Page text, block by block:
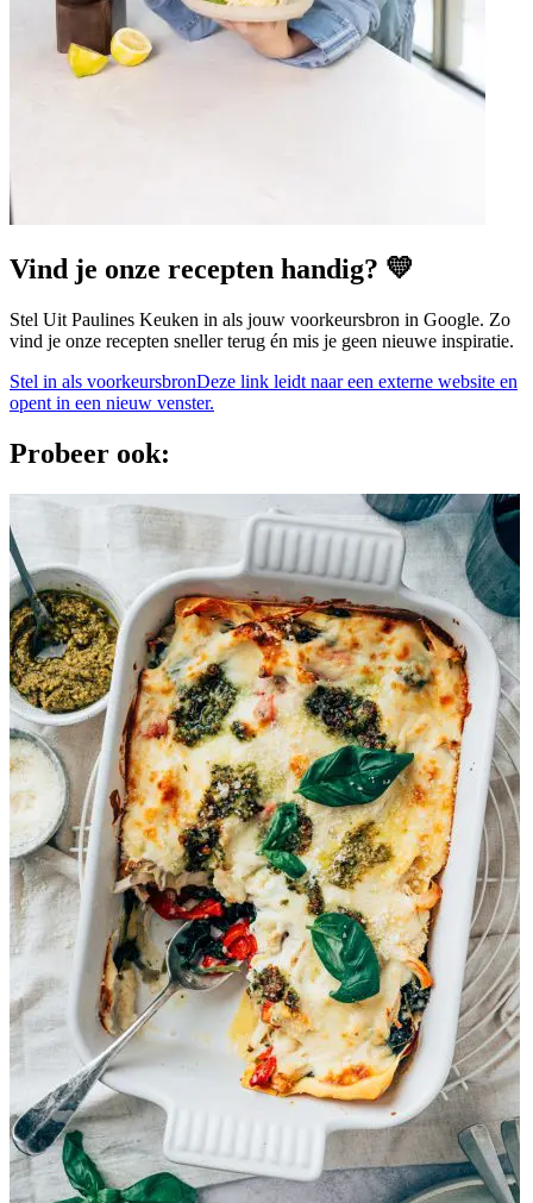
Vind je onze recepten handig? 💛
Stel Uit Paulines Keuken in als jouw voorkeursbron in Google. Zo
vind je onze recepten sneller terug én mis je geen nieuwe inspiratie.
Stel in als voorkeursbronDeze link leidt naar een externe website en
opent in een nieuw venster.
Probeer ook: